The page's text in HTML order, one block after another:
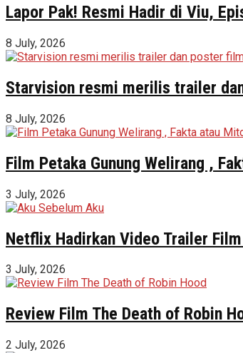
Lapor Pak! Resmi Hadir di Viu,
8 July, 2026
Starvision resmi merilis trailer
8 July, 2026
Film Petaka Gunung Welirang ,
3 July, 2026
Netflix Hadirkan Video Trailer
3 July, 2026
Review Film The Death of Robin
2 July, 2026